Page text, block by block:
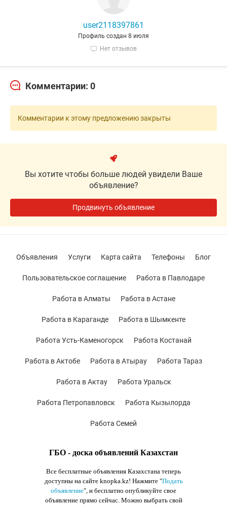
user2118397861
Профиль создан 8 июля
Нет отзывов
Комментарии: 0
Комментарии к этому предложению закрыты
Вы хотите чтобы больше людей увидели Ваше
объявление?
Продвинуть объявление
ГБО - доска объявлений Казахстан
Все бесплатные объявления Казахстана теперь
доступны на сайте knopka.kz! Нажмите "Подать
объявление", и бесплатно опубликуйте свое
объявление прямо сейчас. Можно выбрать свой
Объявления Услуги Карта сайта Телефоны Блог
Пользовательское соглашение Работа в Павлодаре
Работа в Алматы Работа в Астане
Работа в Караганде Работа в Шымкенте
Работа Усть-Каменогорск Работа Костанай
Работа в Актобе Работа в Атырау Работа Тараз
Работа в Актау Работа Уральск
Работа Петропавловск Работа Кызылорда
Работа Семей